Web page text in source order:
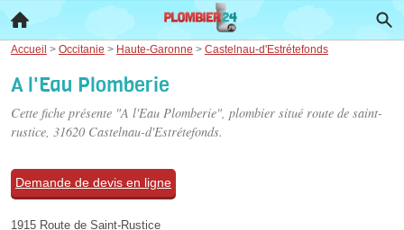
Accueil > Occitanie > Haute-Garonne > Castelnau-d'Estrétefonds
A l'Eau Plomberie
Cette fiche présente "A l'Eau Plomberie", plombier situé route de saint-
rustice, 31620 Castelnau-d'Estrétefonds.
Demande de devis en ligne
1915 Route de Saint-Rustice